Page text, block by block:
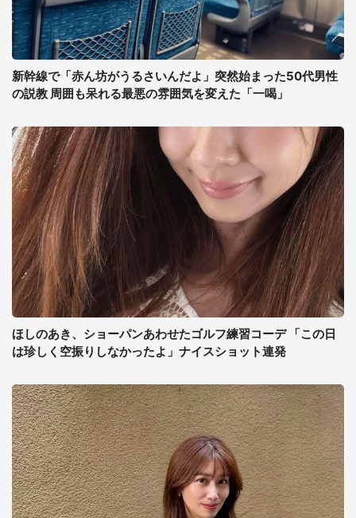
新幹線で「赤ん坊がうるさいんだよ」突然始まった50代男性
の説教 周囲も呆れる最悪の雰囲気を変えた「一喝」
ほしのあき、ショーパンあわせたゴルフ練習コーデ 「この日
は珍しく空振りしなかったよ」ナイスショット連発